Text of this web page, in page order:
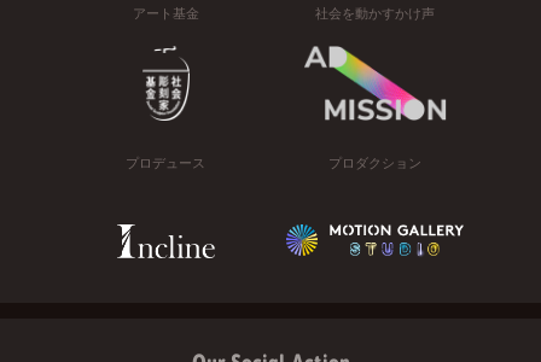
アート基金 社会を動かすかけ声
プロデュース プロダクション